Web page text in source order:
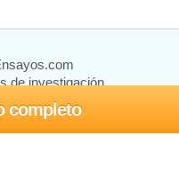
completo
de investigación